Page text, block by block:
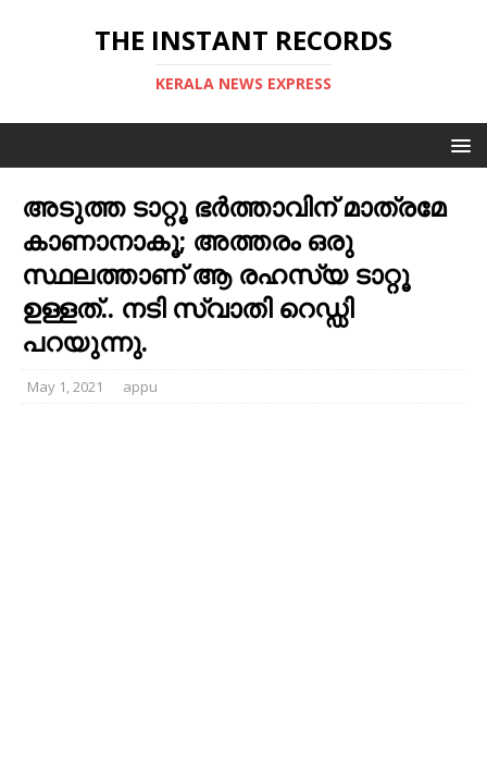
THE INSTANT RECORDS
KERALA NEWS EXPRESS
അടുത്ത ടാറ്റൂ ഭർത്താവിന് മാത്രമേ
കാണാനാകൂ; അത്തരം ഒരു
സ്ഥലത്താണ് ആ രഹസ്യ ടാറ്റൂ
ഉള്ളത്.. നടി സ്വാതി റെഡ്ഡി
പറയുന്നു.
May 1, 2021 appu